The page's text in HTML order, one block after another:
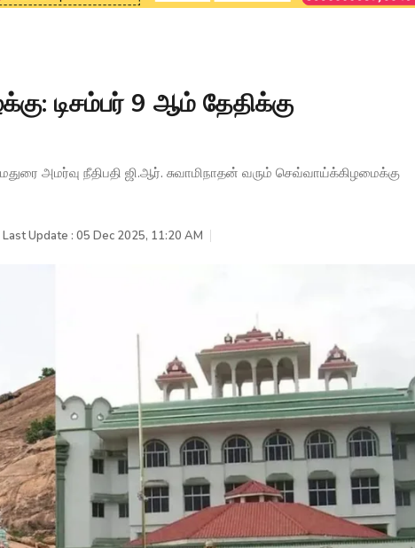
டிசம்பர் 9 ஆம் தேதிக்கு
அமர்வு நீதிபதி ஜி.ஆர். சுவாமிநாதன் வரும் செவ்வாய்க்கிழமைக்கு
Last Update : 05 Dec 2025, 11:20 AM